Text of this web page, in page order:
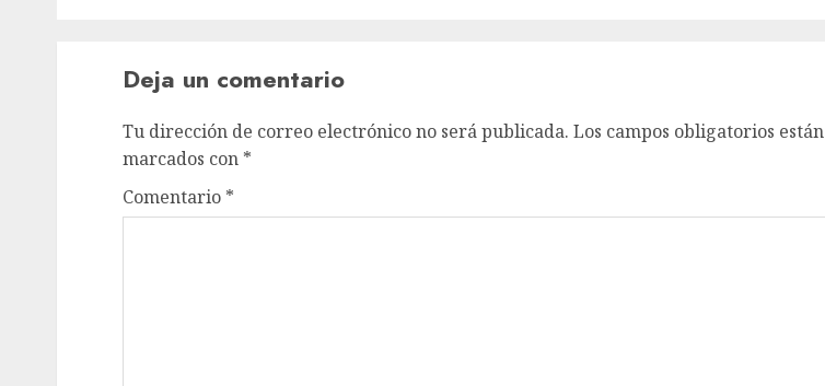
Deja un comentario
Tu dirección de correo electrónico no será publicada. Los campos obligatorios están
marcados con *
Comentario *